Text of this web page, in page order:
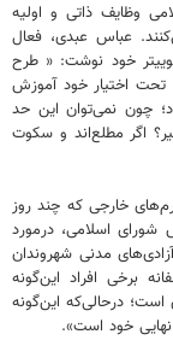
وظایف ذاتی و اولیه
عباس عبدی، فعال
خود نوشت: « طرح
تحت اختیار خود آموزش
چون نمی‌توان این حد
اگر مطلع‌اند و سکوت
خارجی که چند روز
اسلامی، درمورد
مدنی شهروندان
برخی‌ افراد این‌گونه
است؛ درحالی‌که این‌گونه
خود است».